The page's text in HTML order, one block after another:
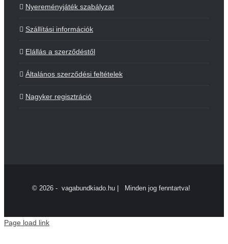
Nyereményjáték szabályzat
Szállítási információk
Elállás a szerződéstől
Általános szerződési feltételek
Nagyker regisztráció
© 2026 - vagabundkiado.hu | Minden jog fenntartva!
Page load link